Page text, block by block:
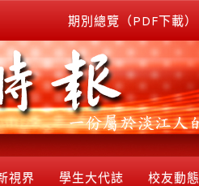
期別總覽（PDF下載）
視界 學生大代誌 校友動態